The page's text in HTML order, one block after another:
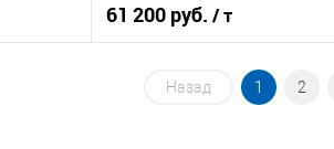
61 200 руб. / т
В корзину
Назад 1 2